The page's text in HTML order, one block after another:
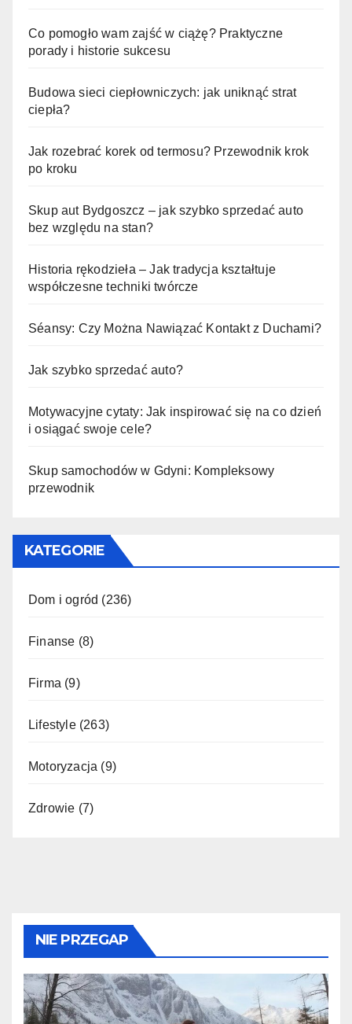
Co pomogło wam zajść w ciążę? Praktyczne
porady i historie sukcesu
Budowa sieci ciepłowniczych: jak uniknąć strat
ciepła?
Jak rozebrać korek od termosu? Przewodnik krok
po kroku
Skup aut Bydgoszcz – jak szybko sprzedać auto
bez względu na stan?
Historia rękodzieła – Jak tradycja kształtuje
współczesne techniki twórcze
Séansy: Czy Można Nawiązać Kontakt z Duchami?
Jak szybko sprzedać auto?
Motywacyjne cytaty: Jak inspirować się na co dzień
i osiągać swoje cele?
Skup samochodów w Gdyni: Kompleksowy
przewodnik
KATEGORIE
Dom i ogród (236)
Finanse (8)
Firma (9)
Lifestyle(263)
Motoryzacja (9)
Zdrowie (7)
NIE PRZEGAP